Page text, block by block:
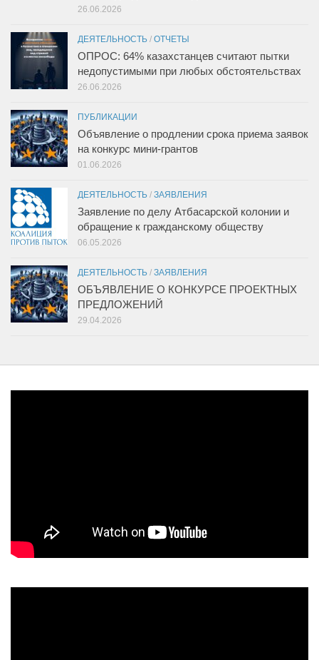
26.06.2026
ДЕЯТЕЛЬНОСТЬ / ОТЧЕТЫ
ОПРОС: 64% казахстанцев считают пытки
недопустимыми при любых обстоятельствах
26.06.2026
ПУБЛИКАЦИИ
Объявление о продлении срока приема заявок
на конкурс мини-грантов
01.06.2026
ДЕЯТЕЛЬНОСТЬ / ЗАЯВЛЕНИЯ
Заявление по делу Атбасарской колонии и
обращение к гражданскому обществу
06.05.2026
ДЕЯТЕЛЬНОСТЬ / ЗАЯВЛЕНИЯ
ОБЪЯВЛЕНИЕ О КОНКУРСЕ ПРОЕКТНЫХ
ПРЕДЛОЖЕНИЙ
29.04.2026